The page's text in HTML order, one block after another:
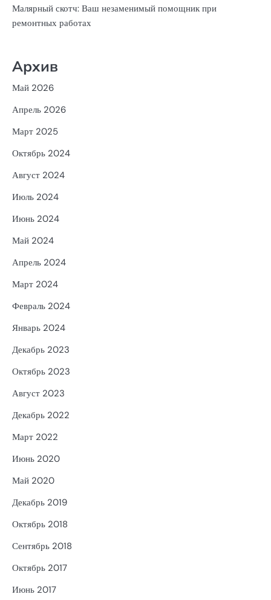
Малярный скотч: Ваш незаменимый помощник при
ремонтных работах
Архив
Май 2026
Апрель 2026
Март 2025
Октябрь 2024
Август 2024
Июль 2024
Июнь 2024
Май 2024
Апрель 2024
Март 2024
Февраль 2024
Январь 2024
Декабрь 2023
Октябрь 2023
Август 2023
Декабрь 2022
Март 2022
Июнь 2020
Май 2020
Декабрь 2019
Октябрь 2018
Сентябрь 2018
Октябрь 2017
Июнь 2017